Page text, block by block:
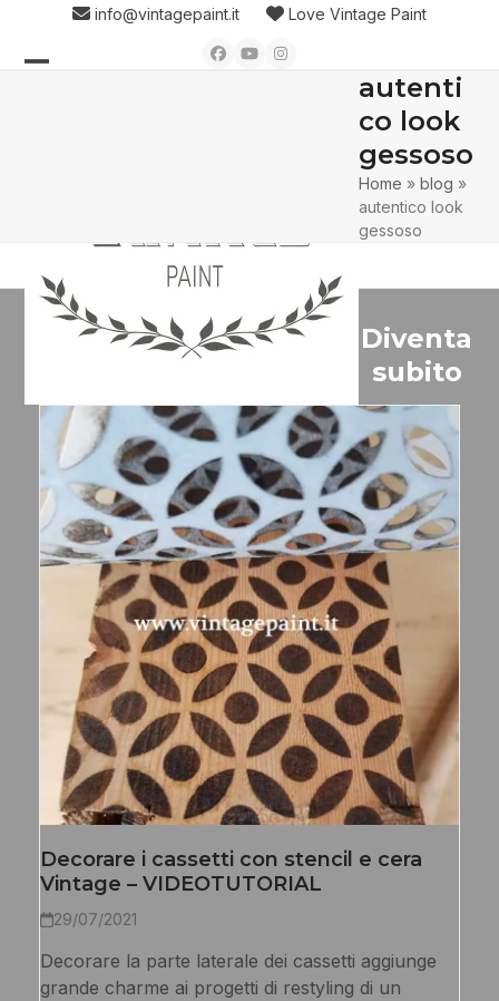
content
info@vintagepaint.it Love Vintage Paint
Facebook
YouTubeInstagram
autenti
co look
gessoso
Home »blog »
autentico look
gessoso
Decorare i cassetti con stencil e cera
Vintage – VIDEOTUTORIAL
29/07/2021
Decorare la parte laterale dei cassetti aggiunge
grande charme ai progetti di restyling di un
Diventa
subito